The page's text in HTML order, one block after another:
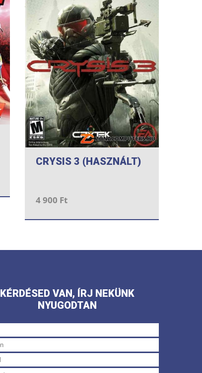
CRYSIS 3 (HASZNÁLT)
4 900 Ft
KÉRDÉSED VAN, ÍRJ NEKÜNK
NYUGODTAN